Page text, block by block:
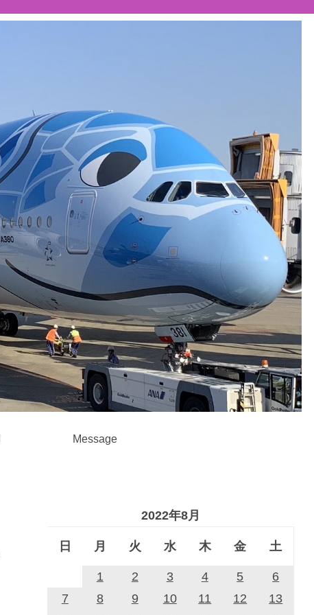
Message
2022年8月
日 月 火 水 木 金 土
1 2 3 4 5
6
7
8 9 10 11 12
13